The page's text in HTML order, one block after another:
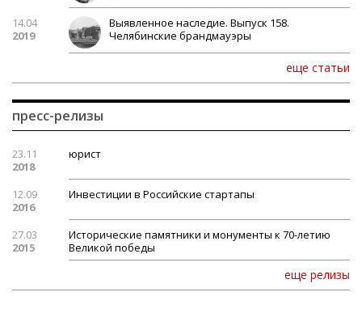
14.04
2019
Выявленное наследие. Выпуск 158.
Челябинские брандмауэры
еще статьи
пресс-релизы
23.11
2018
юрист
12.09
2016
Инвестиции в Российские стартапы
27.03
2015
Исторические памятники и монументы к 70-летию
Великой победы
еще релизы